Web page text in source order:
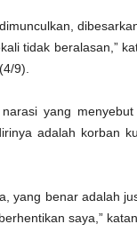
tidak beralasan,”
9).
yang
adalah korban
yang benar adalah
saya,”